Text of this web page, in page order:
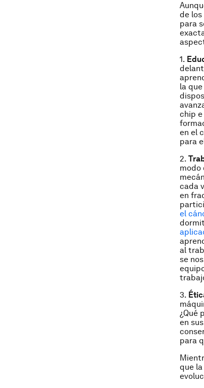
de
para
1.
la
chip
en el
para
2.
modo
cada
en
el
al
se
3.
¿Qué
en
para
que